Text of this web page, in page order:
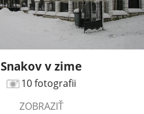
Snakov v zime
10 fotografii
ZOBRAZIŤ